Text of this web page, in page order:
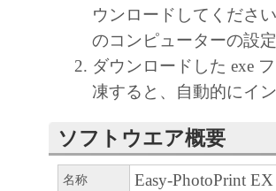
ウンロードしてくださ
のコンピューターの設
ダウンロードした exe
凍すると、自動的にイ
ソフトウエア概要
名称 Easy-PhotoPrint